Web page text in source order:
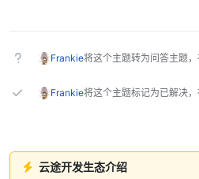
Frankie将这个主题转为问答主题
Frankie将这个主题标记为已解决
云途开发生态介绍